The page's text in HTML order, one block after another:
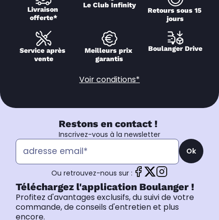
Livraison
offerte*
Le Club Infinity
Retours sous 15
jours
Service après
vente
Meilleurs prix
garantis
Boulanger Drive
Voir conditions*
Restons en contact !
Inscrivez-vous à la newsletter
Ok
Ou retrouvez-nous sur :
Téléchargez l'application Boulanger !
Profitez d'avantages exclusifs, du suivi de votre
commande, de conseils d'entretien et plus
encore.